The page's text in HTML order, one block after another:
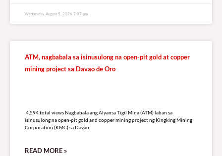
Wednesday, August 5, 2026 7:07 pm
ATM, nagbabala sa isinusulong na open-pit gold at copper
mining project sa Davao de Oro
4,594 total views Nagbabala ang Alyansa Tigil Mina (ATM) laban sa
isinusulong na open-pit gold and copper mining project ng Kingking Mining
Corporation (KMC) sa Davao
READ MORE »